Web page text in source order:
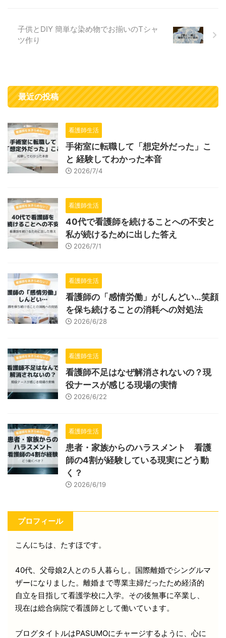
子供とDIY 簡単な染め物でお揃いのTシャ
ツ作り
最近の投稿
看護師生活
手術室に転職して「想定外だった」こ
と 経験してわかった本音
2026/7/4
看護師生活
40代で看護師を続けることへの不安と
私が続けるために出した答え
2026/7/1
看護師生活
看護師の「感情労働」がしんどい…笑顔
を保ち続けることの消耗への対処法
2026/6/28
看護師生活
看護師不足はなぜ解消されないの？現
役ナースが感じる現場の実情
2026/6/22
看護師生活
患者・家族からのハラスメント 看護
師の4割が経験している現実にどう動
く？
2026/6/19
プロフィール
こんにちは、たすほです。
40代、父母娘2人との５人暮らし。国際離婚でシングルマ
ザーになりました。離婚まで専業主婦だったため経済的
自立を目指して看護学校に入学。その後無事に卒業し、
現在は総合病院で看護師として働いています。
ブログタイトルはPASUMOにチャージするように、心に